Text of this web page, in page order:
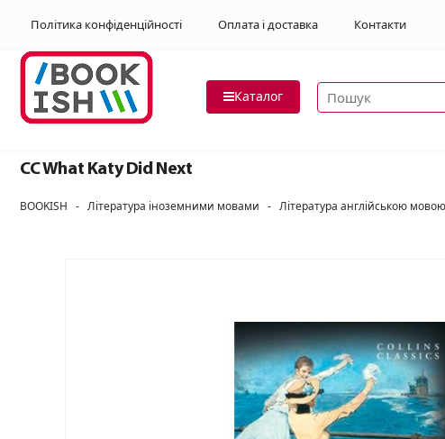
Політика конфіденційності Оплата і доставка Контакти
Каталог Пошук товарів
CC What Katy Did Next
BOOKISH - Література іноземними мовами - Література англійською мовою